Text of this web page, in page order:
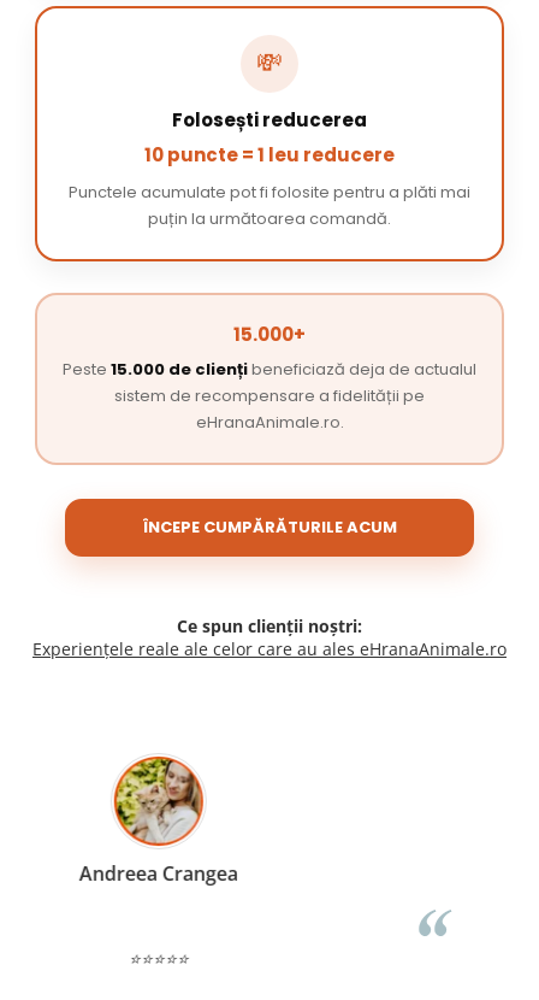
💸
Folosești reducerea
10 puncte = 1 leu reducere
Punctele acumulate pot fi folosite pentru a plăti mai
puțin la următoarea comandă.
15.000+
Peste 15.000 de cliențibeneficiază deja de actualul
sistem de recompensare a fidelității pe
eHranaAnimale.ro.
ÎNCEPE CUMPĂRĂTURILE ACUM
Ce spun clienții noștri:
Experiențele reale ale celor care au ales eHranaAnimale.ro
Madalina Stancea